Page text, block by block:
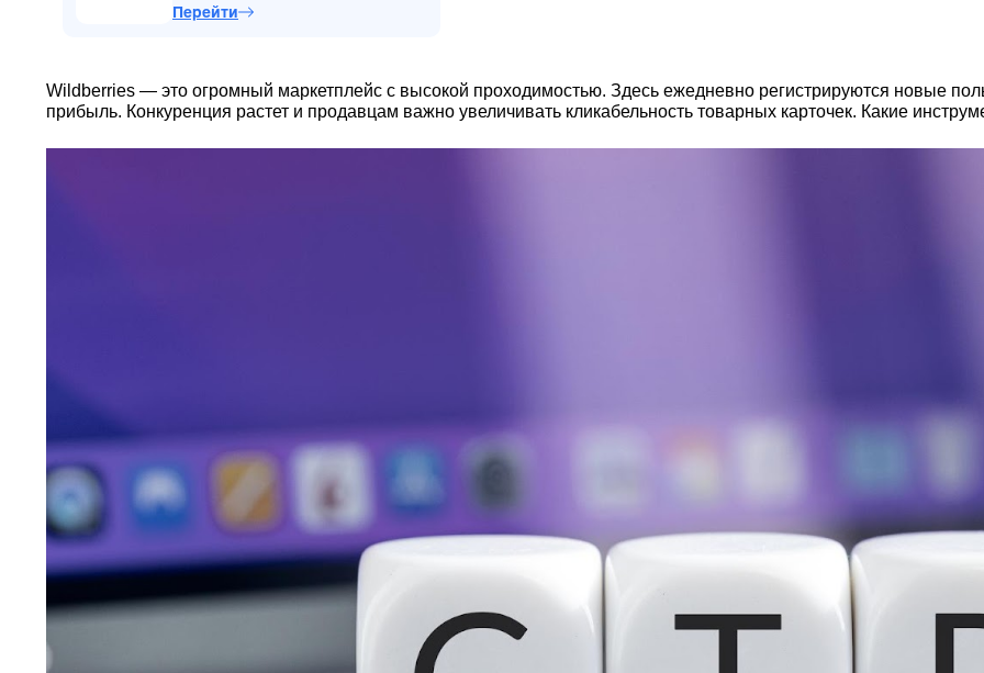
Wildberries — это огромный маркетплейс с высокой проходимостью. Здесь ежедневно регистрируются новые
прибыль. Конкуренция растет и продавцам важно увеличивать кликабельность товарных карточек. Какие
Перейти